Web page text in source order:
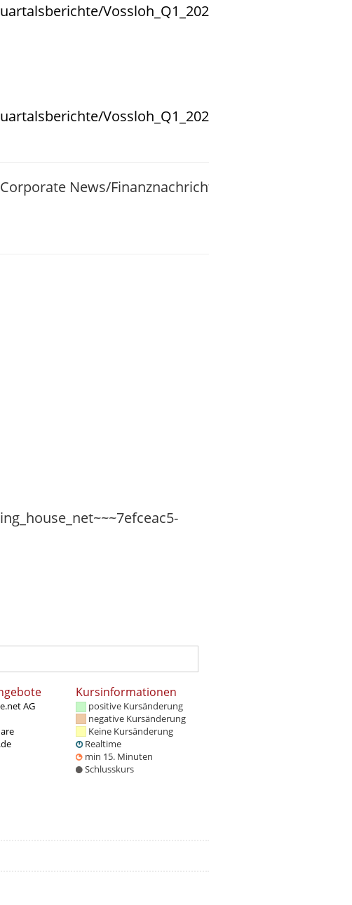
Vossloh_Q1_2025_DE.pdf
Vossloh_Q1_2025_US.pdf
News/Finanznachrichten und
AG
Kursinformationen
positive Kursänderung
negative Kursänderung
Keine Kursänderung
Realtime
min 15. Minuten
Schlusskurs